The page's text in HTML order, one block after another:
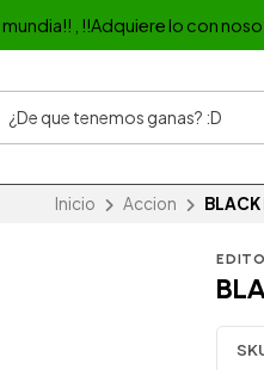
mundia!! , !!Adquiere lo con
Inicio Accion BLACK